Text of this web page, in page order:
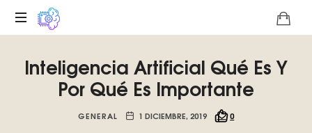
digital
sobre
Inteligencia Artificial Qué Es Y
Por Qué Es Importante
GENERAL 1 DICIEMBRE, 2019 0